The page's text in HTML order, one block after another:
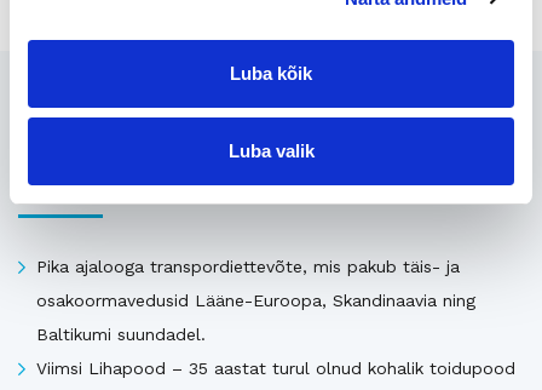
Luba kõik
Luba valik
Seotud
Uusimad müügis olevad ettevõtted Eestis
Pika ajalooga transpordiettevõte, mis pakub täis- ja
osakoormavedusid Lääne-Euroopa, Skandinaavia ning
Baltikumi suundadel.
Viimsi Lihapood – 35 aastat turul olnud kohalik toidupood